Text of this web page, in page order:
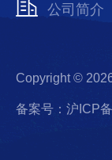
公司简介
Copyright ©
备案号：沪ICP